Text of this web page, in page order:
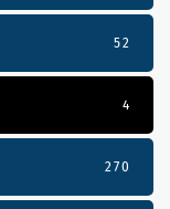
52
4
270